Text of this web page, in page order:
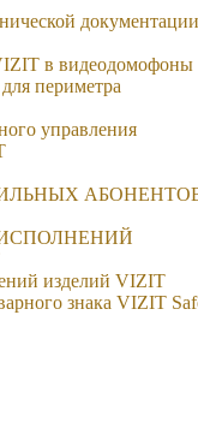
документации
в видеодомофоны
периметра
управления
изделий VIZIT
знака VIZIT